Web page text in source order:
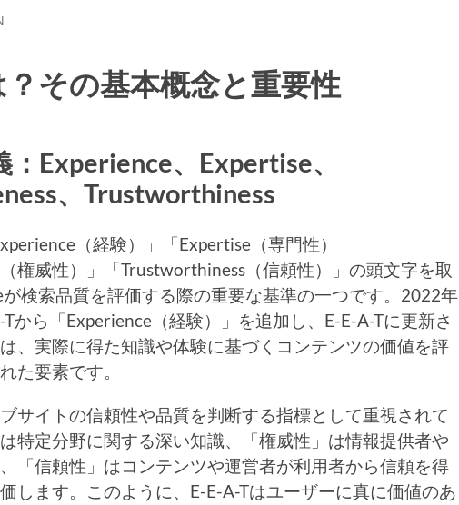
？その基本概念と重要性
：Experience、Expertise、
、Trustworthiness
（経験）」「Expertise（専門性）」
権威性）」「Trustworthiness（信頼性）」の頭文字を取
検索品質を評価する際の重要な基準の一つです。2022年
から「Experience（経験）」を追加し、E-E-A-Tに更新さ
、実際に得た知識や体験に基づくコンテンツの価値を評
た要素です。
サイトの信頼性や品質を判断する指標として重視されて
特定分野に関する深い知識、「権威性」は情報提供者や
「信頼性」はコンテンツや運営者が利用者から信頼を得
します。このように、E-E-A-Tはユーザーに真に価値のあ